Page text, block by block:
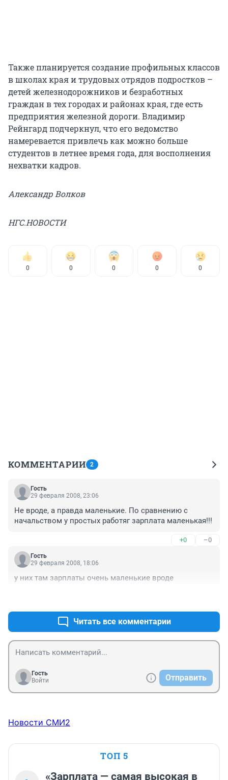
Также планируется создание профильных классов
в школах края и трудовых отрядов подростков –
детей железнодорожников и безработных
граждан в тех городах и районах края, где есть
предприятия железной дороги. Владимир
Рейнгард подчеркнул, что его ведомство
намеревается привлечь как можно больше
студентов в летнее время года, для восполнения
нехватки кадров.
Александр Волков
НГС.НОВОСТИ
0 0 0 0 0
КОММЕНТАРИИ 2
Гость
29 февраля 2008, 23:06
Не вроде, а правда маленькие. По сравнению с
начальством у простых работяг зарплата маленькая!!!
+0 –0
Гость
29 февраля 2008, 18:06
у них там зарплаты очень маленькие вроде
Читать все комментарии
Гость
Войти
Отправить
Новости СМИ2
ТОП 5
«Зарплата — самая высокая в